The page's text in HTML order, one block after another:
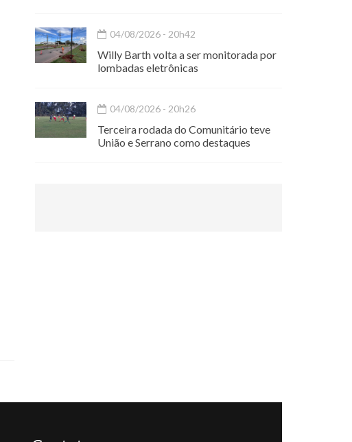
04/08/2026 - 20h42
Willy Barth volta a ser monitorada por
lombadas eletrônicas
04/08/2026 - 20h26
Terceira rodada do Comunitário teve
União e Serrano como destaques